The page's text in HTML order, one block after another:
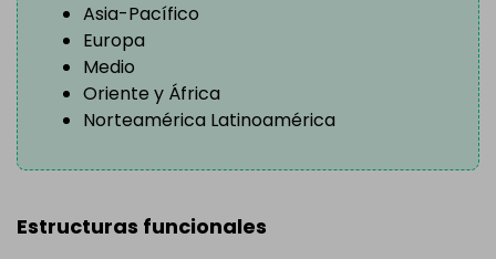
Asia-Pacífico
Europa
Medio
Oriente y África
Norteamérica Latinoamérica
Estructuras funcionales